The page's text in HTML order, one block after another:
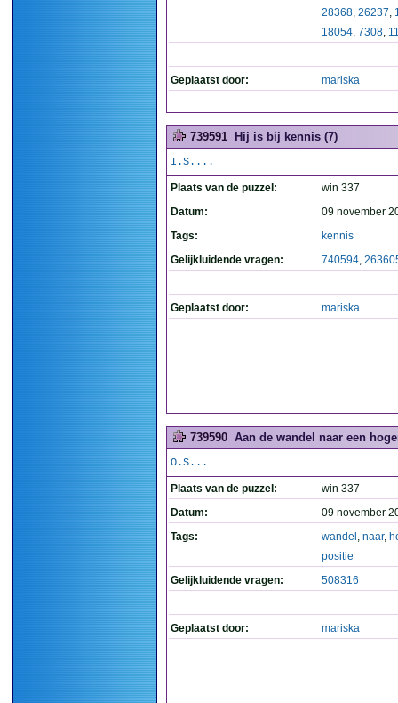
28368, 26237,
18054, 7308,
Geplaatst door: mariska
739591 Hij is bij kennis (7)
I.S....
Plaats van de puzzel:
win 337
Datum:
09 november
Tags:
kennis
Gelijkluidende vragen:
740594,
Geplaatst door: mariska
739590 Aan de wandel naar een
O.S...
Plaats van de puzzel:
win 337
Datum:
09 november
Tags:
wandel , naar,
positie
Gelijkluidende vragen:
508316
Geplaatst door: mariska